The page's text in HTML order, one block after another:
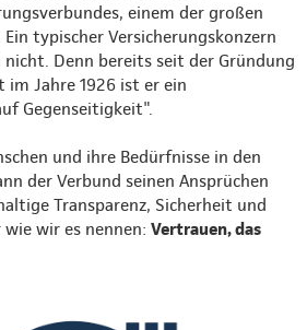
einem der großen
typischer Versicherungskonzern
Denn bereits seit der Gründung
Jahre 1926 ist er ein
Gegenseitigkeit".
und ihre Bedürfnisse in den
der Verbund seinen Ansprüchen
Transparenz, Sicherheit und
wir es nennen: Vertrauen, das